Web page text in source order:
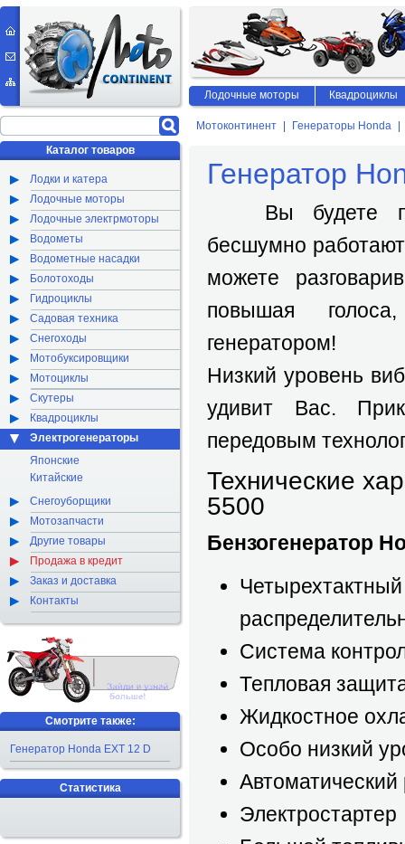
Мотоконтинент Генераторы Honda
Генератор
Вы будете
бесшумно
можете
повышая
генератором!
Низкий уровень
удивит Вас.
передовым
Технические
5500
Бензогенератор
Система
Тепловая
Жидкостное
Особо низкий
Автоматический
Электростартер
Каталог товаров
Лодки и катера
Лодочные моторы
Лодочные электрмоторы
Водометы
Водометные насадки
Болотоходы
Гидроциклы
Садовая техника
Снегоходы
Мотобуксировщики
Мотоциклы
Скутеры
Квадроциклы
Электрогенераторы
Японские
Китайские
Снегоуборщики
Мотозапчасти
Другие товары
Продажа в кредит
Заказ и доставка
Контакты
Смотрите также:
Генератор Honda EXT 12 D
Статистика
Лодочные моторы Квадроциклы